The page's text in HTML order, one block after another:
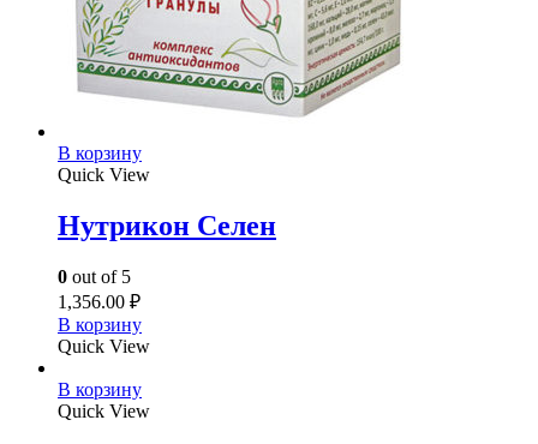
В корзину
Quick View
Нутрикон Селен
0 out of 5
1,356.00 ₽
В корзину
Quick View
В корзину
Quick View